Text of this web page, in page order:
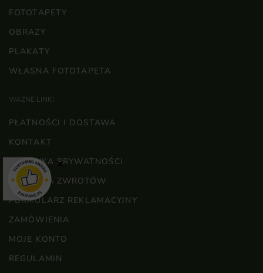
FOTOTAPETY
OBRAZY
PLAKATY
WŁASNA FOTOTAPETA
WAŻNE LINKI
PŁATNOŚCI I DOSTAWA
KONTAKT
POLITYKA PRYWATNOŚCI
POLITYKA ZWROTÓW
FORMULARZ REKLAMACYJNY
ZAMÓWIENIA
MOJE KONTO
REGULAMIN
×